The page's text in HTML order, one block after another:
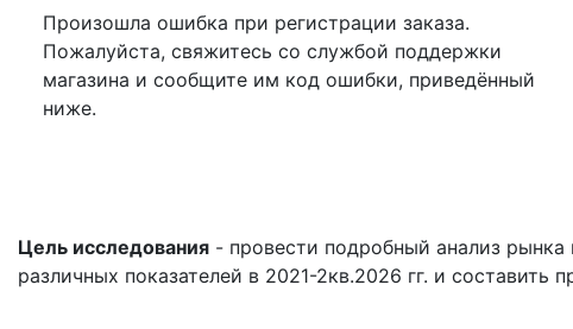
Произошла ошибка при регистрации заказа.
Пожалуйста, свяжитесь со службой поддержки
магазина и сообщите им код ошибки, приведённый
ниже.
Цель исследования - провести подробный анализ
различных показателей в 2021-2кв.2026 гг. и составить